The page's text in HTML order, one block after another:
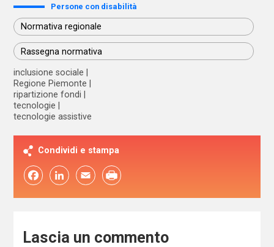
Persone con disabilità
Normativa regionale
Rassegna normativa
inclusione sociale
Regione Piemonte
ripartizione fondi
tecnologie
tecnologie assistive
Condividi e stampa
FacebookLinkedIn Email
Lascia un commento